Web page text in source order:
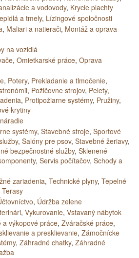
a vodovody, Krycie plachty
a tmely, Lízingové spoločnosti
, Maliari a natierači, Montáž a oprava
na vozidlá
, Omietkarské práce, Oprava
, Potery, Prekladanie a tlmočenie,
, Požičovne strojov, Pelety,
, Protipožiarne systémy, Pružiny,
krytiny
systémy, Stavebné stroje, Športové
, Salóny pre psov, Stavebné žeriavy,
bezpečnostné služby, Sklenené
, Servis počítačov, Schody a
zariadenia, Technické plyny, Tepelné
Terasy
, Údržba zelene
, Vykurovanie, Vstavaný nábytok
a výkopové práce, Zváračské práce,
a presklievanie, Zámočnícke
, Záhradné chatky, Záhradné